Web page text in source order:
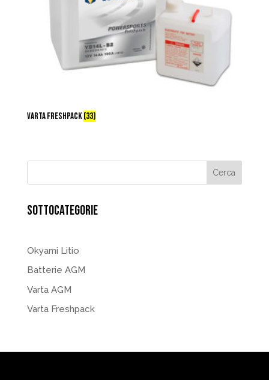
VARTA FRESHPACK(33)
SOTTOCATEGORIE
Okyami Litio
Batterie AGM
Varta AGM
Varta Freshpack